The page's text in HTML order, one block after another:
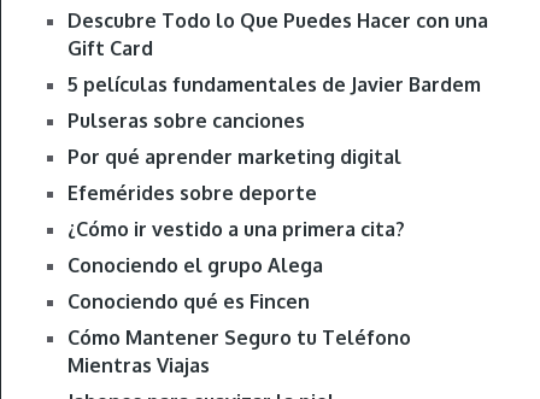
Descubre Todo lo Que Puedes Hacer con una
Gift Card
5 películas fundamentales de Javier Bardem
Pulseras sobre canciones
Por qué aprender marketing digital
Efemérides sobre deporte
¿Cómo ir vestido a una primera cita?
Conociendo el grupo Alega
Conociendo qué es Fincen
Cómo Mantener Seguro tu Teléfono
Mientras Viajas